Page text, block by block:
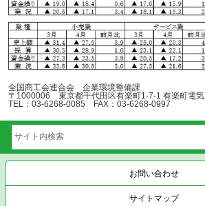
全国商工会連合会 企業環境整備課
〒1000006 東京都千代田区有楽町1-7-1 有楽町電
TEL：03-6268-0085 FAX：03-6268-0997
お問い合わせ
サイトマップ